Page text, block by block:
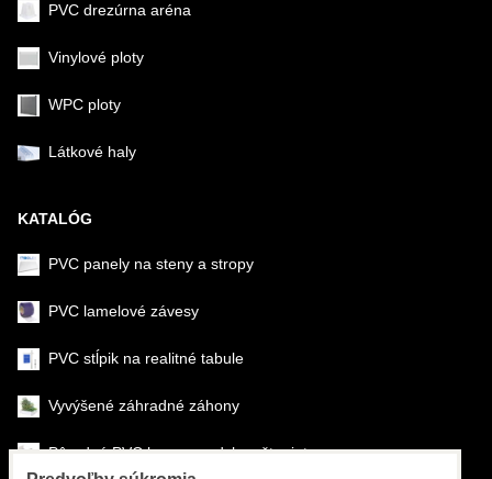
PVC drezúrna aréna
Vinylové ploty
WPC ploty
Látkové haly
KATALÓG
PVC panely na steny a stropy
PVC lamelové závesy
PVC stĺpik na realitné tabule
Vyvýšené záhradné záhony
Pôrodné PVC boxy na odchov šteniat